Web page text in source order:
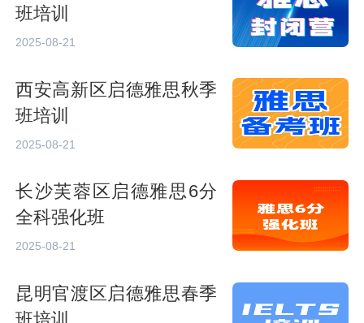
班培训
2025-08-21
西安高新区启德雅思秋季
班培训
2025-08-21
长沙芙蓉区启德雅思6分
全科强化班
2025-08-21
昆明官渡区启德雅思春季